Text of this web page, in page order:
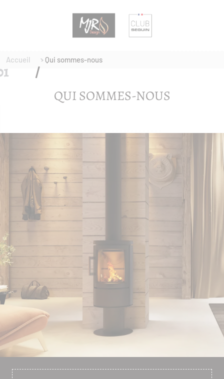
Accueil Qui sommes-nous
QUI SOMMES-NOUS